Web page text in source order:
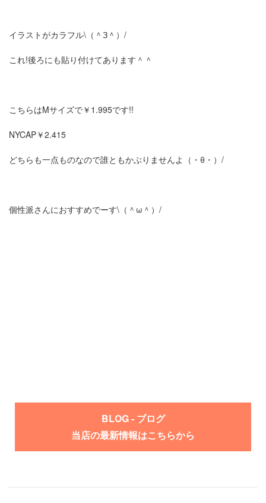
イラストがカラフル\（＾З＾）/
これ!後ろにも貼り付けてあります＾＾
こちらはMサイズで￥1.995です!!
NYCAP￥2.415
どちらも一点ものなので誰ともかぶりませんよ（・θ・）/
個性派さんにおすすめでーす\（＾ω＾）/
BLOG - ブログ
当店の最新情報はこちらから